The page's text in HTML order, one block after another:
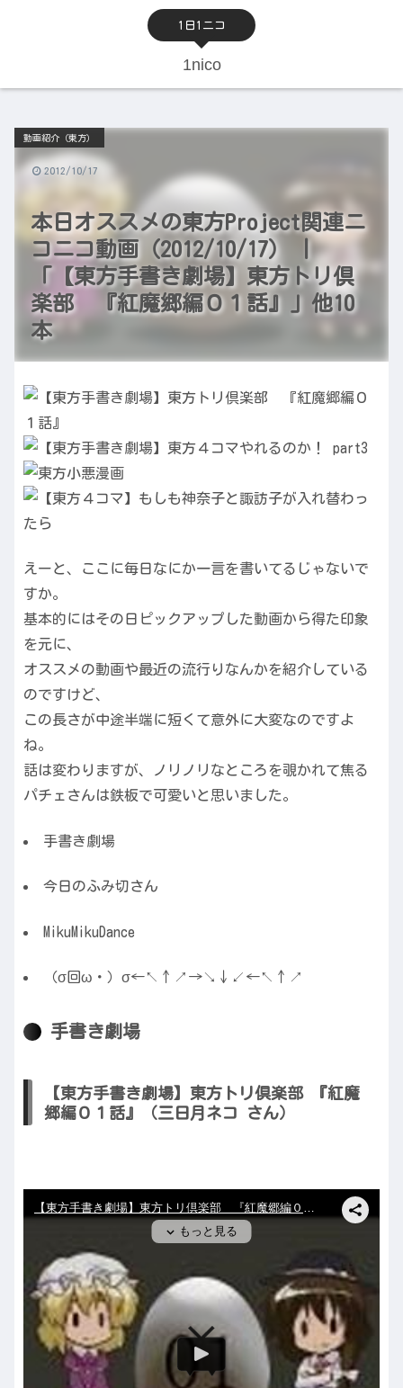
1日1ニコ
1nico
本日オススメの東方Project関連ニ
コニコ動画（2012/10/17） |
「【東方手書き劇場】東方トリ倶
楽部 『紅魔郷編０１話』」他10
本
動画紹介（東方）
2012/10/17
えーと、ここに毎日なにか一言を書いてるじゃないで
すか。
基本的にはその日ピックアップした動画から得た印象
を元に、
オススメの動画や最近の流行りなんかを紹介している
のですけど、
この長さが中途半端に短くて意外に大変なのですよ
ね。
話は変わりますが、ノリノリなところを覗かれて焦る
パチェさんは鉄板で可愛いと思いました。
手書き劇場
今日のふみ切さん
MikuMikuDance
（σ回ω・）σ←↖↑↗→↘↓↙←↖↑↗
手書き劇場
【東方手書き劇場】東方トリ倶楽部 『紅魔
郷編０１話』（三日月ネコ さん）